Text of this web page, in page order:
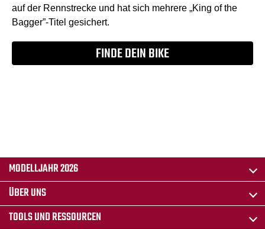
auf der Rennstrecke und hat sich mehrere „King of the
Bagger”-Titel gesichert.
FINDE DEIN BIKE
MODELLJAHR 2026
ÜBER UNS
TOOLS UND RESSOURCEN